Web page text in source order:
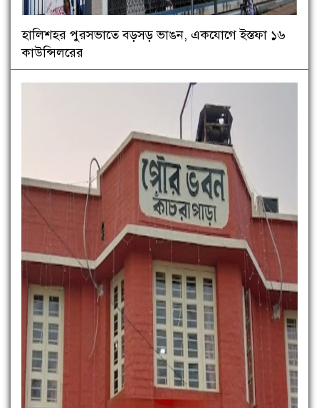
হালিশহর পুরসভাতে বড়সড় ভাঙন, একযোগে ইস্তফা ১৬
কাউন্সিলরের